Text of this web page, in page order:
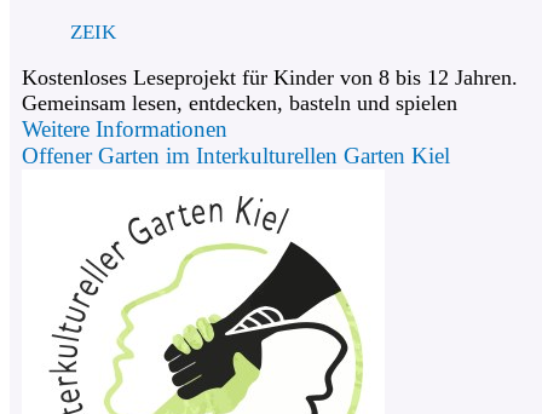
ZEIK
Kostenloses Leseprojekt für Kinder von 8 bis 12 Jahren.
Gemeinsam lesen, entdecken, basteln und spielen
Weitere Informationen
Offener Garten im Interkulturellen Garten Kiel